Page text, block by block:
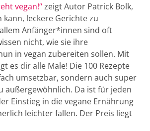
vegan!“zeigt Autor Patrick Bolk,
kann, leckere Gerichte zu
Anfänger*innen sind oft
nicht, wie sie ihre
in vegan zubereiten sollen. Mit
es dir alle Male! Die 100 Rezepte
umsetzbar, sondern auch super
außergewöhnlich. Da ist für jeden
Einstieg in die vegane Ernährung
leichter fallen. Der Preis liegt